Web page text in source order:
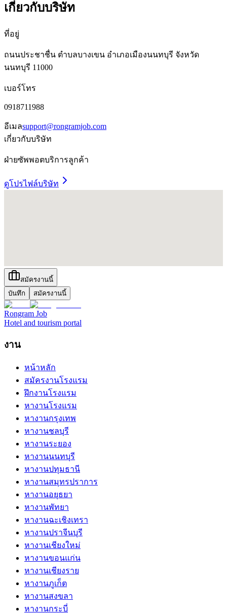
เกี่ยวกับบริษัท
ที่อยู่
ถนนประชาชื่น ตำบลบางเขน อำเภอเมืองนนทบุรี จังหวัด
นนทบุรี 11000
เบอร์โทร
0918711988
อีเมลsupport@rongramjob.com
เกี่ยวกับบริษัท
ฝ่ายซัพพอตบริการลูกค้า
ดูโปรไฟล์บริษัท
สมัครงานนี้
บันทึก
สมัครงานนี้
Rongram Job
Hotel and tourism portal
งาน
หน้าหลัก
สมัครงานโรงแรม
ฝึกงานโรงแรม
หางานโรงแรม
หางานกรุงเทพ
หางานชลบุรี
หางานระยอง
หางานนนทบุรี
หางานปทุมธานี
หางานสมุทรปราการ
หางานอยุธยา
หางานพัทยา
หางานฉะเชิงเทรา
หางานปราจีนบุรี
หางานเชียงใหม่
หางานขอนแก่น
หางานเชียงราย
หางานภูเก็ต
หางานสงขลา
หางานกระบี่